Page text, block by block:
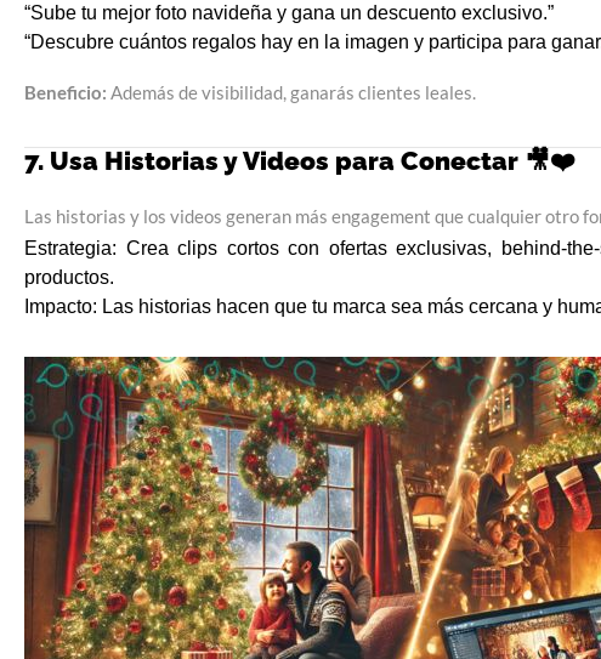
“Sube tu mejor foto navideña y gana un descuento exclusivo.”
“Descubre cuántos regalos hay en la imagen y participa para
Beneficio: Además de visibilidad, ganarás clientes leales.
7. Usa Historias y Videos para Conectar 🎥❤️
Las historias y los videos generan más engagement que cualquier otro
Estrategia: Crea clips cortos con ofertas exclusivas, behind-
productos.
Impacto: Las historias hacen que tu marca sea más cercana y